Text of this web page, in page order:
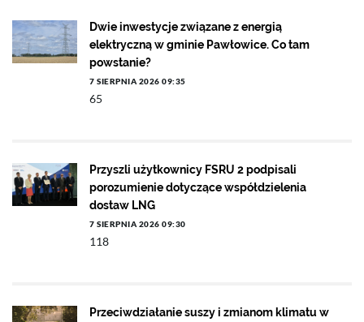
Dwie inwestycje związane z energią
elektryczną w gminie Pawłowice. Co tam
powstanie?
7 SIERPNIA 2026 09:35
65
Przyszli użytkownicy FSRU 2 podpisali
porozumienie dotyczące współdzielenia
dostaw LNG
7 SIERPNIA 2026 09:30
118
Przeciwdziałanie suszy i zmianom klimatu w